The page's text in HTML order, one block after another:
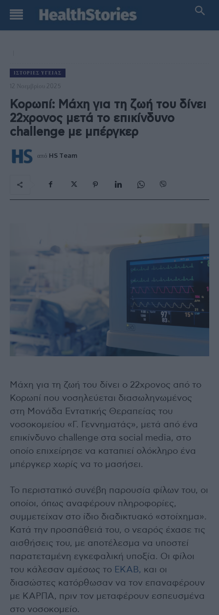
ΙΣΤΟΡΊΕΣ ΥΓΕΊΑΣ
12 Νοεμβρίου 2025
Κορωπί: Μάχη για τη ζωή του δίνει
22χρονος μετά το επικίνδυνο
challenge με μπέργκερ
από HS Team
Μάχη για τη ζωή του δίνει ο 22χρονος από το
Κορωπί που νοσηλεύεται διασωληνωμένος
στη Μονάδα Εντατικής Θεραπείας του
νοσοκομείου «Γ. Γεννηματάς», μετά από ένα
επικίνδυνο challenge στα social media, στο
οποίο επιχείρησε να καταπιεί ολόκληρο ένα
μπέργκερ χωρίς να το μασήσει.
Το περιστατικό συνέβη παρουσία φίλων του, οι
οποίοι, όπως αναφέρουν πληροφορίες,
συμμετείχαν στο ίδιο διαδικτυακό «στοίχημα».
Κατά την προσπάθειά του, ο νεαρός έχασε τις
αισθήσεις του, με αποτέλεσμα να υποστεί
παρατεταμένη εγκεφαλική υποξία. Οι φίλοι
του κάλεσαν αμέσως το ΕΚΑΒ, και οι
διασώστες κατόρθωσαν να τον επαναφέρουν
με ΚΑΡΠΑ, πριν τον μεταφέρουν εσπευσμένα
στο νοσοκομείο.